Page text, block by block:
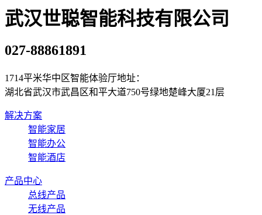
武汉世聪智能科技有限公司
027-88861891
1714平米华中区智能体验厅地址：
湖北省武汉市武昌区和平大道750号绿地楚峰大厦21层
解决方案
智能家居
智能办公
智能酒店
产品中心
总线产品
无线产品